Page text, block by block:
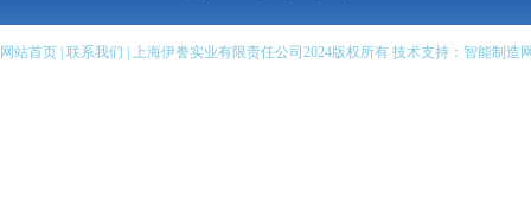
伊藤汽油机抽水泵
网站首页 联系我们 | 上海伊誊实业有限责任公司2024版权所有 技术支持： 智能制造